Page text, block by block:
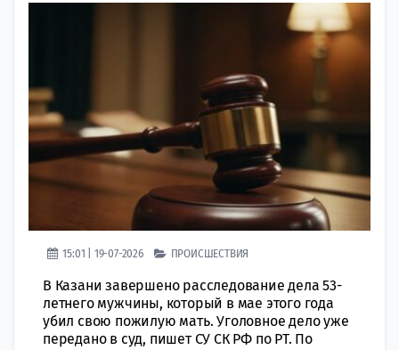
15:01 | 19-07-2026 ПРОИСШЕСТВИЯ
В Казани завершено расследование дела 53-
летнего мужчины, который в мае этого года
убил свою пожилую мать. Уголовное дело уже
передано в суд, пишет СУ СК РФ по РТ. По